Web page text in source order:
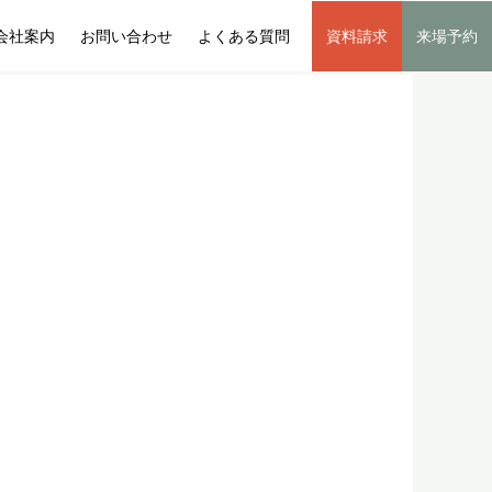
社案内 お問い合わせ よくある質問 資料請求 来場予約